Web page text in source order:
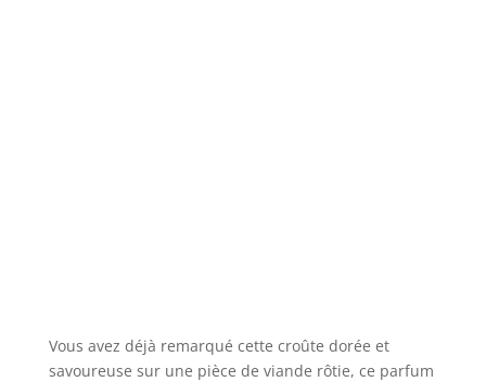
Vous avez déjà remarqué cette croûte dorée et
savoureuse sur une pièce de viande rôtie, ce parfum